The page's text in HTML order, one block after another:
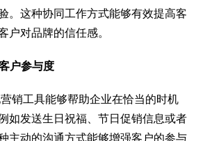
。这种协同工作方式能够有效提高客
户对品牌的信任感。
户参与度
销工具能够帮助企业在恰当的时机
如发送生日祝福、节日促销信息或者
主动的沟通方式能够增强客户的参与